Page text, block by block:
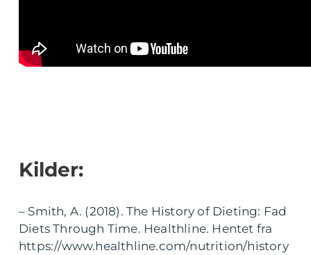
Kilder:
– Smith, A. (2018). The History of Dieting: Fad
Diets Through Time. Healthline. Hentet fra
https://www.healthline.com/nutrition/history